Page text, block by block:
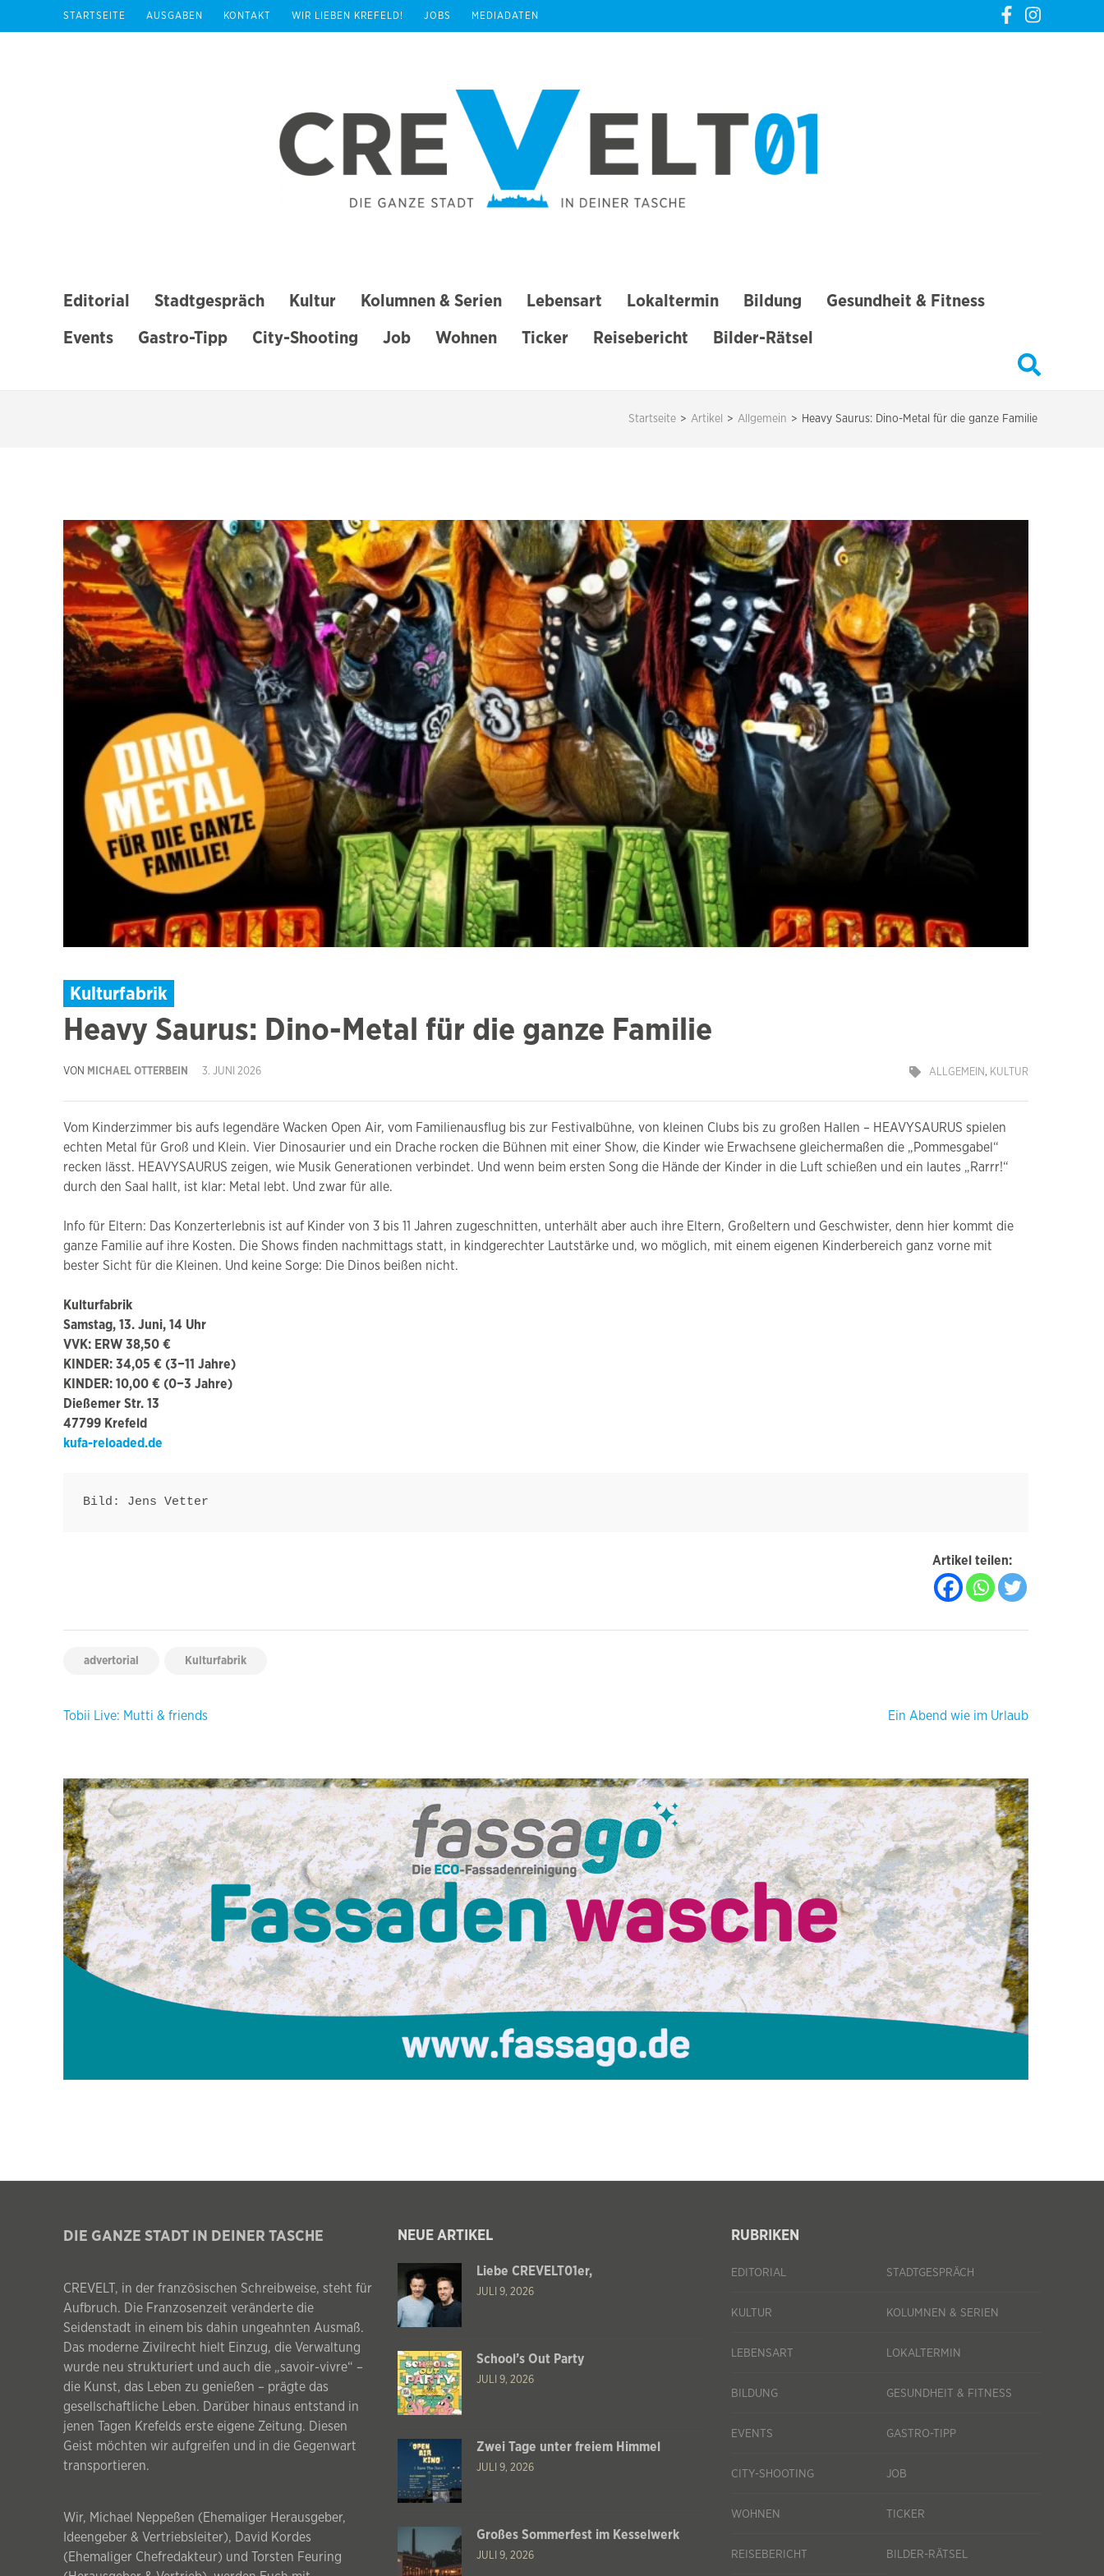
STARTSEITE AUSGABEN KONTAKT WIR LIEBEN KREFELD! JOBS MEDIADATEN
Editorial Stadtgespräch Kultur Kolumnen & Serien Lebensart Lokaltermin Bildung Gesundheit & Fitness
Events Gastro-Tipp City-Shooting Job Wohnen Ticker Reisebericht Bilder-Rätsel
Startseite > Artikel > Allgemein > Heavy Saurus: Dino-Metal für die ganze Familie
Kulturfabrik
Heavy Saurus: Dino-Metal für die ganze Familie
VON MICHAEL OTTERBEIN 3. JUNI 2026 ALLGEMEIN, KULTUR
Vom Kinderzimmer bis aufs legendäre Wacken Open Air, vom Familienausflug bis zur Festivalbühne, von kleinen Clubs bis zu großen Hallen – HEAVYSAURUS spielen
echten Metal für Groß und Klein. Vier Dinosaurier und ein Drache rocken die Bühnen mit einer Show, die Kinder wie Erwachsene gleichermaßen die „Pommesgabel“
recken lässt. HEAVYSAURUS zeigen, wie Musik Generationen verbindet. Und wenn beim ersten Song die Hände der Kinder in die Luft schießen und ein lautes „Rarrr!“
durch den Saal hallt, ist klar: Metal lebt. Und zwar für alle.
Info für Eltern: Das Konzerterlebnis ist auf Kinder von 3 bis 11 Jahren zugeschnitten, unterhält aber auch ihre Eltern, Großeltern und Geschwister, denn hier kommt die
ganze Familie auf ihre Kosten. Die Shows finden nachmittags statt, in kindgerechter Lautstärke und, wo möglich, mit einem eigenen Kinderbereich ganz vorne mit
bester Sicht für die Kleinen. Und keine Sorge: Die Dinos beißen nicht.
Kulturfabrik
Samstag, 13. Juni, 14 Uhr
VVK: ERW 38,50 €
KINDER: 34,05 € (3−11 Jahre)
KINDER: 10,00 € (0−3 Jahre)
Dießemer Str. 13
47799 Krefeld
kufa-reloaded.de
Bild: Jens Vetter
Artikel teilen:
advertorial Kulturfabrik
Beitragsnavigation
Tobii Live: Mutti & friends Ein Abend wie im Urlaub
DIE GANZE STADT IN DEINER TASCHE
CREVELT, in der französischen Schreibweise, steht für
Aufbruch. Die Franzosenzeit veränderte die
Seidenstadt in einem bis dahin ungeahnten Ausmaß.
Das moderne Zivilrecht hielt Einzug, die Verwaltung
wurde neu strukturiert und auch die „savoir-vivre“ –
die Kunst, das Leben zu genießen – prägte das
gesellschaftliche Leben. Darüber hinaus entstand in
jenen Tagen Krefelds erste eigene Zeitung. Diesen
Geist möchten wir aufgreifen und in die Gegenwart
transportieren.
Wir, Michael Neppeßen (Ehemaliger Herausgeber,
Ideengeber & Vertriebsleiter), David Kordes
(Ehemaliger Chefredakteur) und Torsten Feuring
NEUE ARTIKEL
Liebe CREVELT01er,
JULI 9, 2026
School’s Out Party
JULI 9, 2026
Zwei Tage unter freiem Himmel
JULI 9, 2026
Großes Sommerfest im Kesselwerk
JULI 9, 2026
RUBRIKEN
EDITORIAL STADTGESPRÄCH
KULTUR KOLUMNEN & SERIEN
LEBENSART LOKALTERMIN
BILDUNG GESUNDHEIT & FITNESS
EVENTS GASTRO-TIPP
CITY-SHOOTING JOB
WOHNEN TICKER
REISEBERICHT BILDER-RÄTSEL